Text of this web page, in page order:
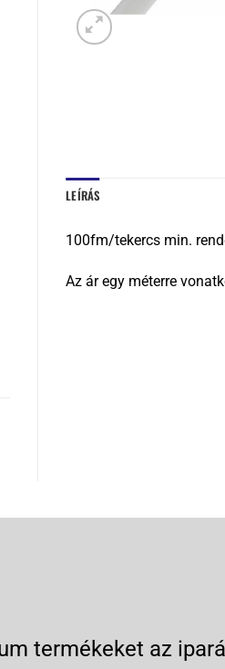
LEÍRÁS
100fm/tekercs min.
Az ár egy méterre
termékeket az